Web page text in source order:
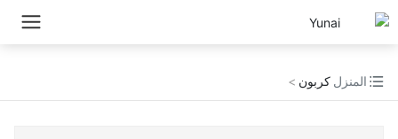
المنزل كربون